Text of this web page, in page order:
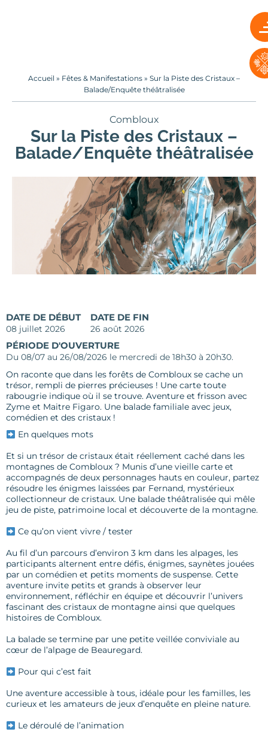
Accueil » Fêtes & Manifestations » Sur la Piste des Cristaux –
Balade/Enquête théâtralisée
Combloux
Sur la Piste des Cristaux –
Balade/Enquête théâtralisée
DATE DE DÉBUT
08 juillet 2026
DATE DE FIN
26 août 2026
PÉRIODE D'OUVERTURE
Du 08/07 au 26/08/2026 le mercredi de 18h30 à 20h30.
On raconte que dans les forêts de Combloux se cache un
trésor, rempli de pierres précieuses ! Une carte toute
rabougrie indique où il se trouve. Aventure et frisson avec
Zyme et Maitre Figaro. Une balade familiale avec jeux,
comédien et des cristaux !
En quelques mots
Et si un trésor de cristaux était réellement caché dans les
montagnes de Combloux ? Munis d’une vieille carte et
accompagnés de deux personnages hauts en couleur, partez
résoudre les énigmes laissées par Fernand, mystérieux
collectionneur de cristaux. Une balade théâtralisée qui mêle
jeu de piste, patrimoine local et découverte de la montagne.
Ce qu’on vient vivre / tester
Au fil d’un parcours d’environ 3 km dans les alpages, les
participants alternent entre défis, énigmes, saynètes jouées
par un comédien et petits moments de suspense. Cette
aventure invite petits et grands à observer leur
environnement, réfléchir en équipe et découvrir l’univers
fascinant des cristaux de montagne ainsi que quelques
histoires de Combloux.
La balade se termine par une petite veillée conviviale au
cœur de l’alpage de Beauregard.
Pour qui c’est fait
Une aventure accessible à tous, idéale pour les familles, les
curieux et les amateurs de jeux d’enquête en pleine nature.
Le déroulé de l’animation